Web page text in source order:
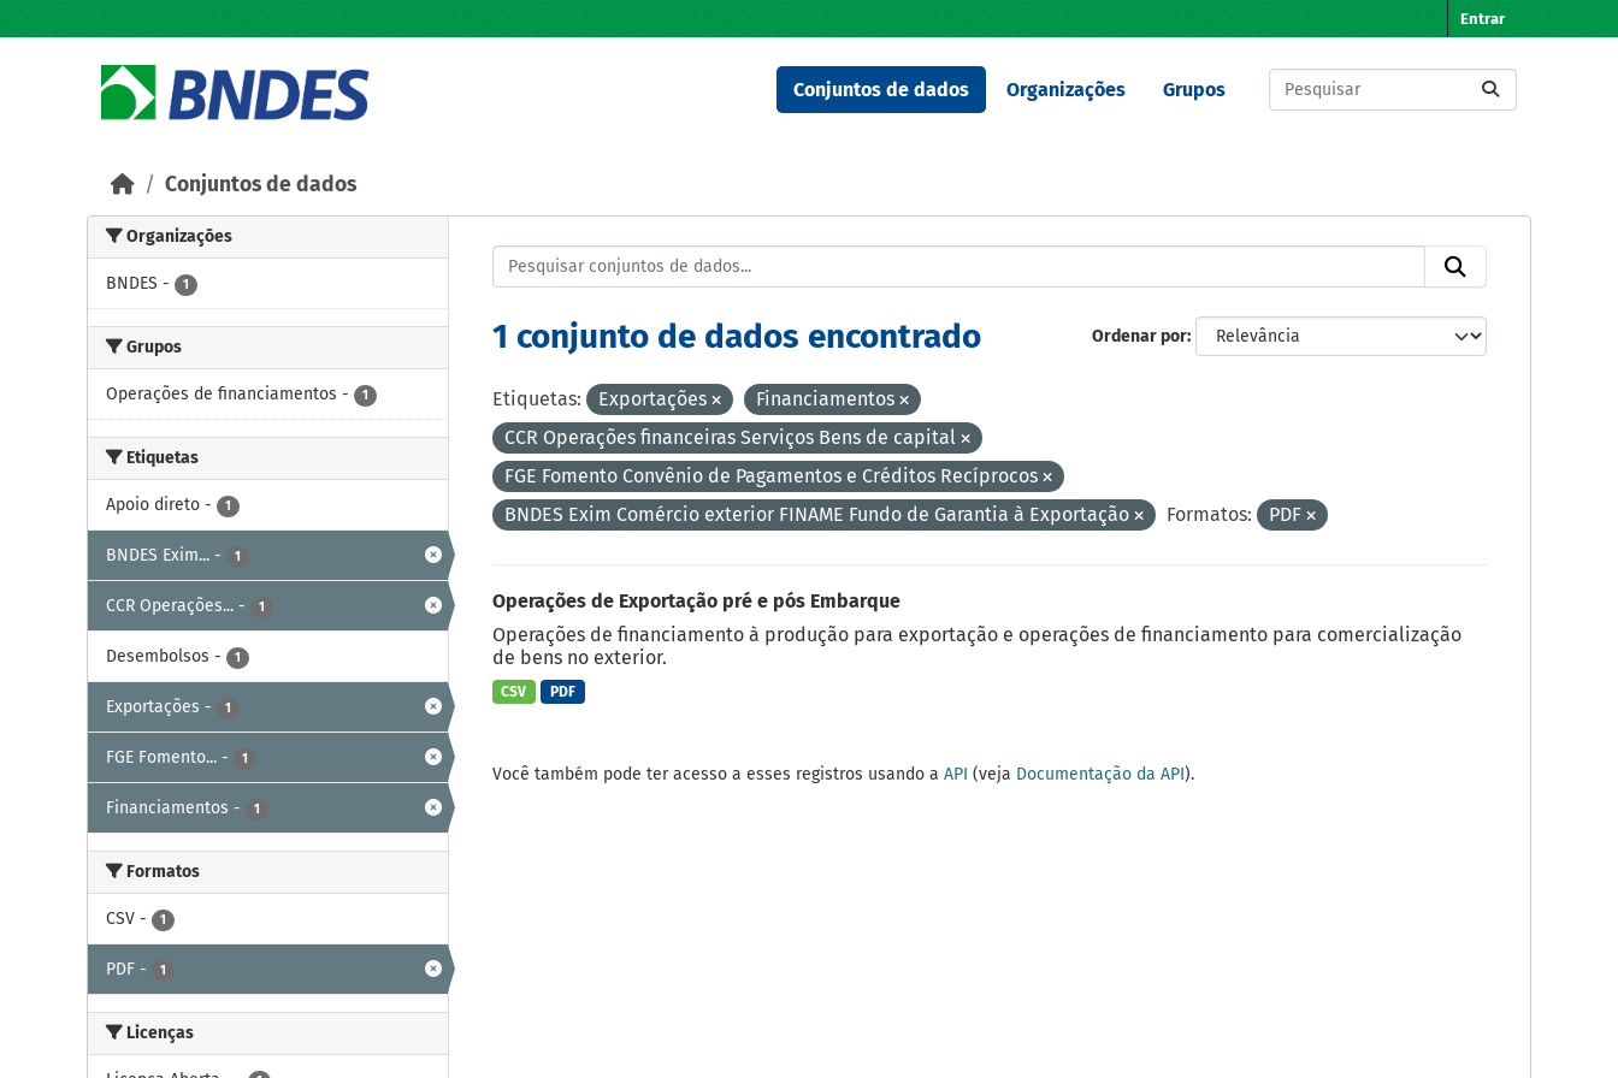
Entrar
Conjuntos de dados Organizações Grupos
Conjuntos de dados
Organizações
BNDES - 1
Grupos
Operações de financiamentos - 1
Etiquetas
Apoio direto - 1
BNDES Exim... - 1
CCR Operações... - 1
Desembolsos - 1
Exportações - 1
FGE Fomento... - 1
Financiamentos - 1
Formatos
CSV - 1
PDF - 1
Licenças
Ordenar por
1 conjunto de dados encontrado
Etiquetas: Exportações
Financiamentos
CCR Operações financeiras Serviços Bens de capital
FGE Fomento Convênio de Pagamentos e Créditos Recíprocos
BNDES Exim Comércio exterior FINAME Fundo de Garantia à Exportação
Formatos: PDF
Operações de Exportação pré e pós Embarque
Operações de financiamento à produção para exportação e operações de financiamento para comercialização
de bens no exterior.
CSV PDF
Você também pode ter acesso a esses registros usando a API (veja Documentação da API).